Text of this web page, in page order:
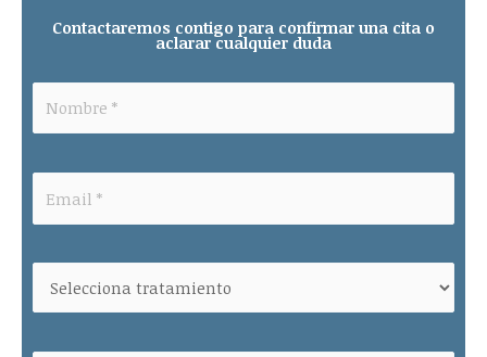
Contactaremos contigo para confirmar una cita o
aclarar cualquier duda